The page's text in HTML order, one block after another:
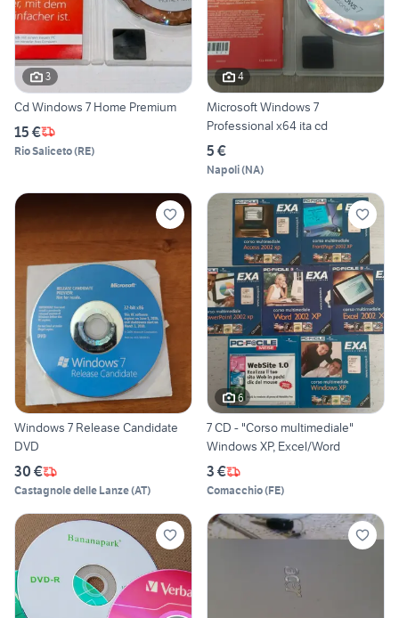
3
Cd Windows 7 Home Premium
15 €
Rio Saliceto(RE)
4
Microsoft Windows 7
Professional x64 ita cd
5 €
Napoli(NA)
Windows 7 Release Candidate
DVD
30 €
Castagnole delle Lanze(AT)
6
7 CD - "Corso multimediale"
Windows XP, Excel/Word
3 €
Comacchio(FE)